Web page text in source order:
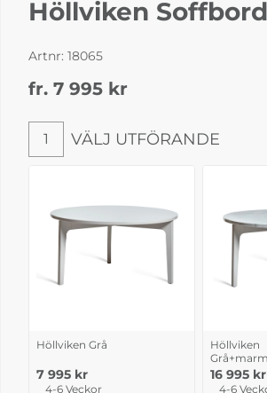
Höllviken Soffbord
Artnr: 18065
fr. 7 995 kr
Välj utförande
1 VÄLJ UTFÖRANDE
Höllviken Grå
7 995 kr
4-6 Veckor
Höllviken
16 995 kr
4-6